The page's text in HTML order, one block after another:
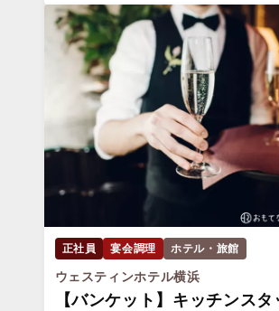
正社員 宴会調理 ホテル・旅館
ウェスティンホテル横浜
【バンケット】キッチンスタ